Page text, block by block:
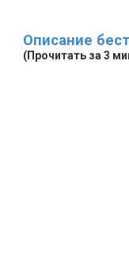
Описание
(Прочитать за 3